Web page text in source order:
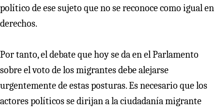
político de ese sujeto que no se reconoce como igual en
derechos.
Por tanto, el debate que hoy se da en el Parlamento
sobre el voto de los migrantes debe alejarse
urgentemente de estas posturas. Es necesario que los
actores políticos se dirijan a la ciudadanía migrante